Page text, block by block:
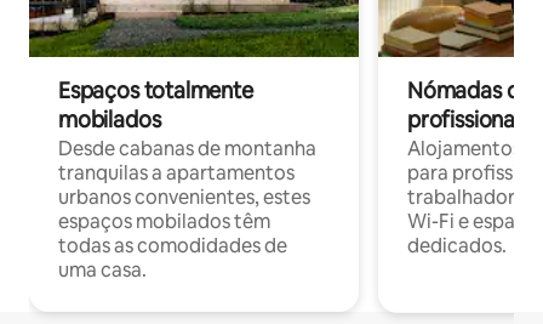
Espaços totalmente
mobilados
Desde cabanas de montanha
tranquilas a apartamentos
urbanos convenientes, estes
espaços mobilados têm
todas as comodidades de
uma casa.
Nómadas
profissionais
Alojamentos
para
trabalhadores
Wi-Fi e
dedicados.